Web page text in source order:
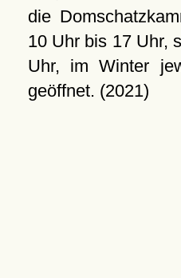
die
10 Uhr bis 17 Uhr,
Uhr, im Winter
geöffnet. (2021)